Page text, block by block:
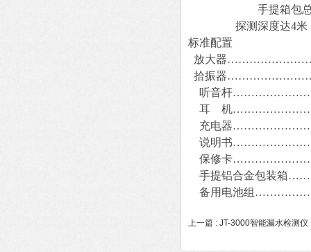
手提箱包总重
探测深度达4米
标准配置
放大器……………………1
拾振器
听音杆
耳 机
充电器
说明书
保修卡
手提铝合金包装箱
备用电池组
上一篇 : JT-3000智能漏水检测仪